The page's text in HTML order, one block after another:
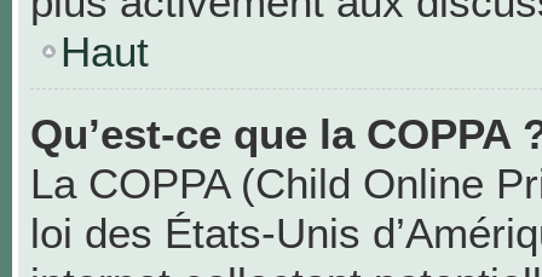
Haut
Qu’est-ce que la COPPA
La COPPA (Child Online
loi des États-Unis